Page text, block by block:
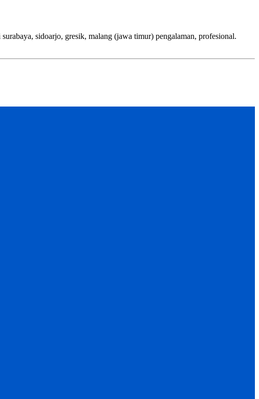
sidoarjo, gresik, malang (jawa timur) pengalaman, profesional.